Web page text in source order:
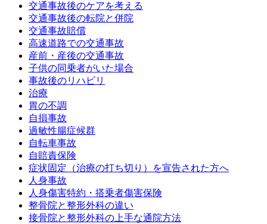
交通事故後のケアを考える
交通事故後の転院と併院
交通事故賠償
高速道路での交通事故
産前・産後の交通事故
子供の同乗者がいた場合
事故後のリハビリ
治療
胃の不調
自損事故
過敏性腸症候群
自転車事故
自賠責保険
症状固定（治療の打ち切り）を宣告された方へ
人身事故
人身傷害特約・搭乗者傷害保険
整骨院と整形外科の違い
接骨院と整形外科の上手な通院方法